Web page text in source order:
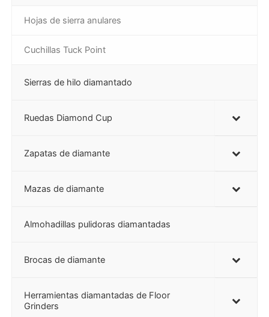
Hojas de sierra anulares
Cuchillas Tuck Point
Sierras de hilo diamantado
Ruedas Diamond Cup
Zapatas de diamante
Mazas de diamante
Almohadillas pulidoras diamantadas
Brocas de diamante
Herramientas diamantadas de Floor
Grinders